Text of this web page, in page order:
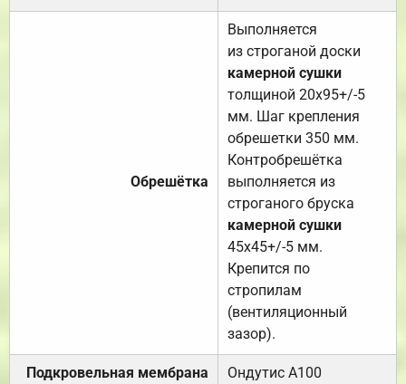
Обрешётка
Выполняется
из строганой доски
камерной сушки
толщиной 20х95+/-5
мм. Шаг крепления
обрешетки 350 мм.
Контробрешётка
выполняется из
строганого бруска
камерной сушки
45х45+/-5 мм.
Крепится по
стропилам
(вентиляционный
зазор).
Подкровельная мембрана Ондутис А100